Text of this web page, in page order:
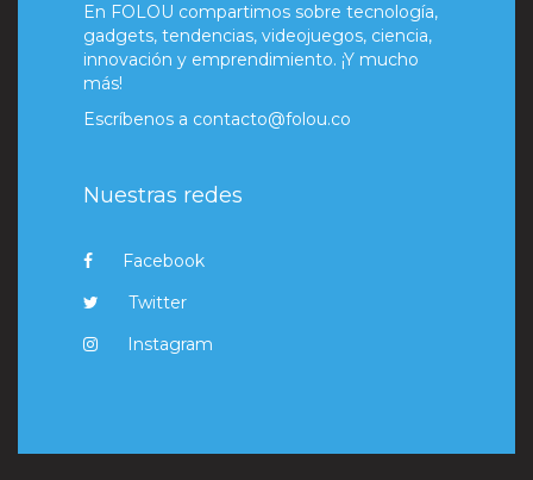
En FOLOU compartimos sobre tecnología,
gadgets, tendencias, videojuegos, ciencia,
innovación y emprendimiento. ¡Y mucho
más!
Escríbenos a contacto@folou.co
Nuestras redes
Facebook
Twitter
Instagram